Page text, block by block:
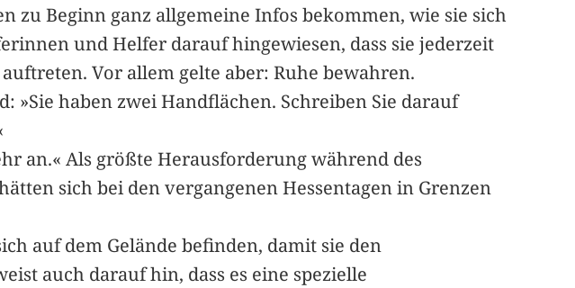
zu Beginn ganz allgemeine Infos bekommen, wie sie sich
und Helfer darauf hingewiesen, dass sie jederzeit
Vor allem gelte aber: Ruhe bewahren.
haben zwei Handflächen. Schreiben Sie darauf
an.« Als größte Herausforderung während des
sich bei den vergangenen Hessentagen in Grenzen
auf dem Gelände befinden, damit sie den
auch darauf hin, dass es eine spezielle